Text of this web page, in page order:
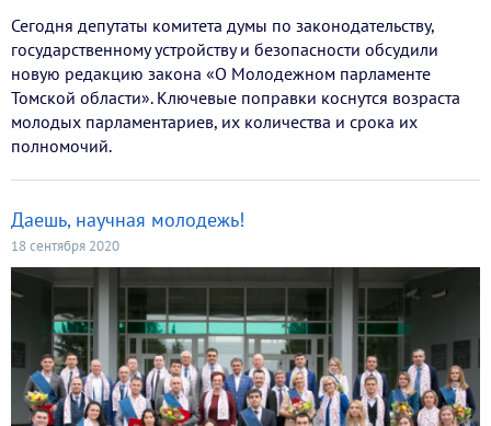
Сегодня депутаты комитета думы по законодательству,
государственному устройству и безопасности обсудили
новую редакцию закона «О Молодежном парламенте
Томской области». Ключевые поправки коснутся возраста
молодых парламентариев, их количества и срока их
полномочий.
Даешь, научная молодежь!
18 сентября 2020